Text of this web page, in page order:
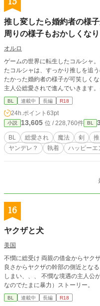
推し変したら婚約者の様
周りの様子もおかしくなり
オルロ
ゲームの世界に転生したコルシャ
たコルシャは、すっかり推しを追
たかった婚約者の様子が可笑しく
主人公総愛されで進んでいきます
BL 連載中 長編 R18
24h.ポイント 63pt
小説 13,605 位 / 228,760件 BL
BL 総愛され 魔法 剣
ヤンデレ？
執着 ハッピーエ
16
ヤクザと犬
美国
不憫に総受け 両親の借金からヤクザの舎弟となった主人公は、持ち前の要領の
良さからヤクザの幹部の側近とな
しまい、、、 不憫な境遇の主人公
なのでたまに暴力）ストーリー。
BL 連載中 長編 R18